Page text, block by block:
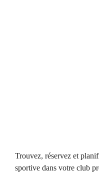
Trouvez, réservez et
sportive dans votre club